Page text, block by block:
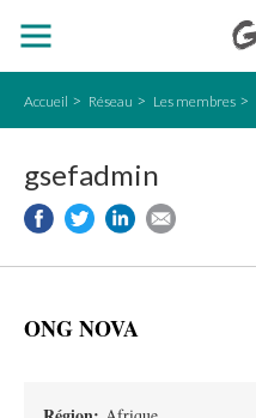
Accueil Réseau Les membres
gsefadmin
ONG NOVA